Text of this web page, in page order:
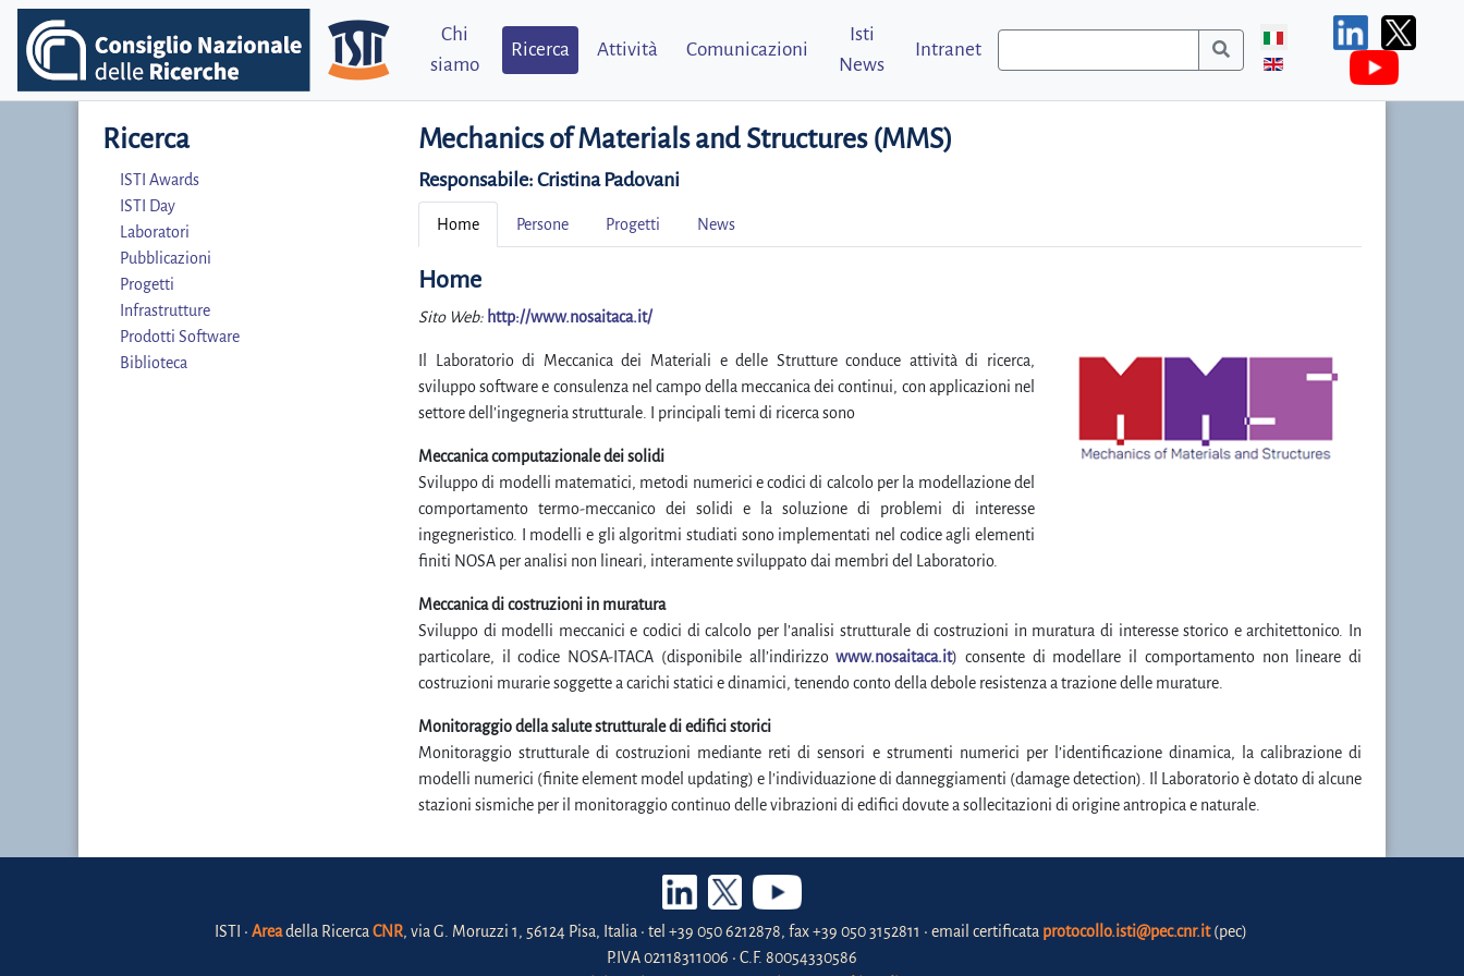
Chi
siamo
Ricerca Attività Comunicazioni
Isti
News
Intranet
Ricerca
ISTI Awards
ISTI Day
Laboratori
Pubblicazioni
Progetti
Infrastrutture
Prodotti Software
Biblioteca
Mechanics of Materials and Structures (MMS)
Responsabile: Cristina Padovani
Home Persone Progetti News
Home
Sito Web: http://www.nosaitaca.it/
Il Laboratorio di Meccanica dei Materiali e delle Strutture conduce attività di ricerca,
sviluppo software e consulenza nel campo della meccanica dei continui, con applicazioni nel
settore dell’ingegneria strutturale. I principali temi di ricerca sono
Meccanica computazionale dei solidi
Sviluppo di modelli matematici, metodi numerici e codici di calcolo per la modellazione del
comportamento termo-meccanico dei solidi e la soluzione di problemi di interesse
ingegneristico. I modelli e gli algoritmi studiati sono implementati nel codice agli elementi
finiti NOSA per analisi non lineari, interamente sviluppato dai membri del Laboratorio.
Meccanica di costruzioni in muratura
Sviluppo di modelli meccanici e codici di calcolo per l’analisi strutturale di costruzioni in muratura di interesse storico e architettonico. In
particolare, il codice NOSA-ITACA (disponibile all’indirizzowww.nosaitaca.it) consente di modellare il comportamento non lineare di
costruzioni murarie soggette a carichi statici e dinamici, tenendo conto della debole resistenza a trazione delle murature.
Monitoraggio della salute strutturale di edifici storici
Monitoraggio strutturale di costruzioni mediante reti di sensori e strumenti numerici per l’identificazione dinamica, la calibrazione di
modelli numerici (finite element model updating) e l’individuazione di danneggiamenti (damage detection). Il Laboratorio è dotato di alcune
stazioni sismiche per il monitoraggio continuo delle vibrazioni di edifici dovute a sollecitazioni di origine antropica e naturale.
ISTI • Areadella Ricerca CNR, via G. Moruzzi 1, 56124 Pisa, Italia • tel +39 050 6212878, fax +39 050 3152811 • email certificata protocollo.isti@pec.cnr.it(pec)
P.IVA 02118311006 • C.F. 80054330586